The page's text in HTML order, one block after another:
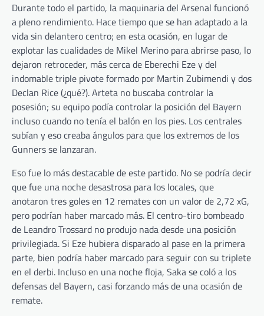
Durante todo el partido, la maquinaria del Arsenal funcionó
a pleno rendimiento. Hace tiempo que se han adaptado a la
vida sin delantero centro; en esta ocasión, en lugar de
explotar las cualidades de Mikel Merino para abrirse paso, lo
dejaron retroceder, más cerca de Eberechi Eze y del
indomable triple pivote formado por Martin Zubimendi y dos
Declan Rice (¿qué?). Arteta no buscaba controlar la
posesión; su equipo podía controlar la posición del Bayern
incluso cuando no tenía el balón en los pies. Los centrales
subían y eso creaba ángulos para que los extremos de los
Gunners se lanzaran.
Eso fue lo más destacable de este partido. No se podría decir
que fue una noche desastrosa para los locales, que
anotaron tres goles en 12 remates con un valor de 2,72 xG,
pero podrían haber marcado más. El centro-tiro bombeado
de Leandro Trossard no produjo nada desde una posición
privilegiada. Si Eze hubiera disparado al pase en la primera
parte, bien podría haber marcado para seguir con su triplete
en el derbi. Incluso en una noche floja, Saka se coló a los
defensas del Bayern, casi forzando más de una ocasión de
remate.